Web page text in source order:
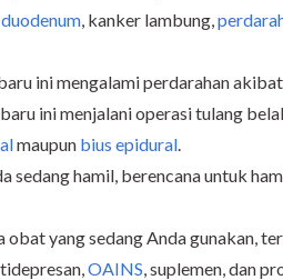
, kanker lambung,
ini mengalami perdarahan
ini menjalani operasi tulang
maupun bius epidural.
hamil, berencana untuk
yang sedang Anda gunakan,
OAINS, suplemen, dan